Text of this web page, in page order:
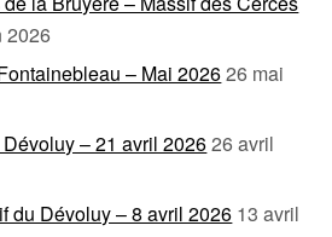
2026
– Mai 202626 mai
– 21 avril 202626 avril
du Dévoluy – 8 avril 2026 13 avril